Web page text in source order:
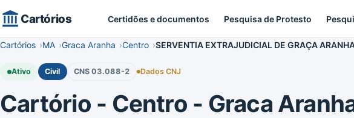
Cartórios Certidões e documentos Pesquisa de Protesto
Cartórios MA Graca Aranha Centro SERVENTIA EXTRAJUDICIAL DE GRAÇA
Ativo Civil CNS 03.088-2 Dados CNJ
Cartório - Centro - Graca